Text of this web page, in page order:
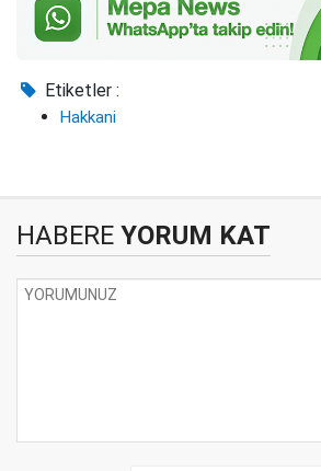
Etiketler :
Hakkani
HABERE YORUM KAT